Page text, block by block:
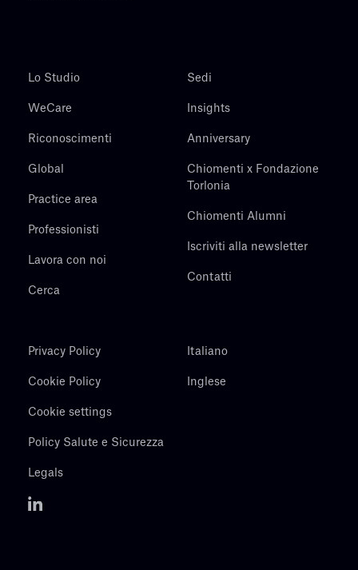
Lo Studio
WeCare
Riconoscimenti
Global
Practice area
Professionisti
Lavora con noi
Cerca
Sedi
Insights
Anniversary
Chiomenti x Fondazione
Torlonia
Chiomenti Alumni
Iscriviti alla newsletter
Contatti
Privacy Policy
Cookie Policy
Cookie settings
Policy Salute e Sicurezza
Legals
Italiano
Inglese